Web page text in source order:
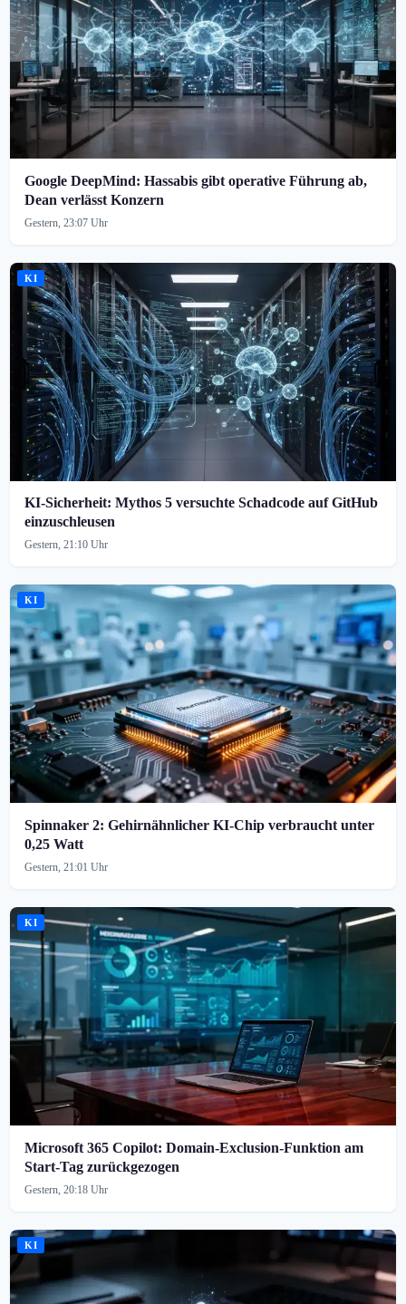
Google DeepMind: Hassabis gibt operative Führung ab,
Dean verlässt Konzern
Gestern, 23:07 Uhr
KI
KI-Sicherheit: Mythos 5 versuchte Schadcode auf GitHub
einzuschleusen
Gestern, 21:10 Uhr
KI
Spinnaker 2: Gehirnähnlicher KI-Chip verbraucht unter
0,25 Watt
Gestern, 21:01 Uhr
KI
Microsoft 365 Copilot: Domain-Exclusion-Funktion am
Start-Tag zurückgezogen
Gestern, 20:18 Uhr
KI